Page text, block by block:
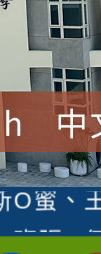
中
園市中
獲社
O蜜、
展 國
班張O